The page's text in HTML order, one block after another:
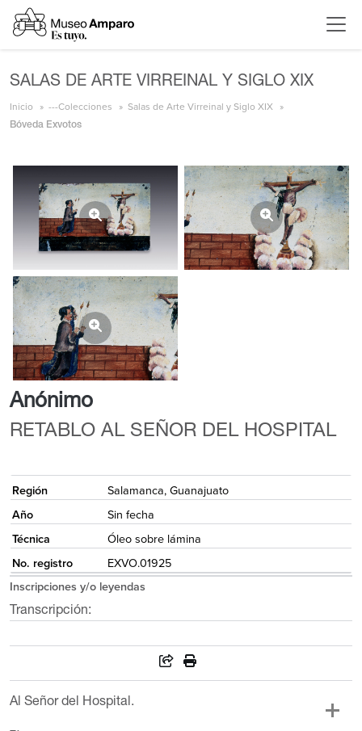
SALAS DE ARTE VIRREINAL Y SIGLO XIX
Inicio ---Colecciones Salas de Arte Virreinal y Siglo XIX
Bóveda Exvotos
Anónimo
RETABLO AL SEÑOR DEL HOSPITAL
Región
Salamanca, Guanajuato
Año
Sin fecha
Técnica
Óleo sobre lámina
No. registro
EXVO.01925
Inscripciones y/o leyendas
Transcripción:
Al Señor del Hospital.